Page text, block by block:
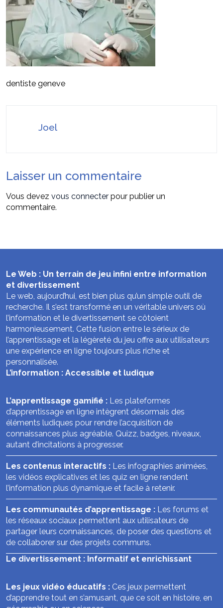
pour la protection de vos biens et de vos proches ?
dentiste geneve
Joel
Laisser un commentaire
Vous devez vous connecter pour publier un
commentaire.
Le Web : Un terrain de jeu infini entre information
et divertissement
Le web, aujourd’hui, est bien plus qu’un simple outil de
recherche. Il s’est transformé en un véritable univers où
l’information et le divertissement se côtoient
harmonieusement. Cette fusion entre le sérieux de
l’apprentissage et la légèreté du jeu offre aux utilisateurs
une expérience en ligne toujours plus riche et
personnalisée.
L’information : Accessible et ludique
L’apprentissage gamifié : Les plateformes
d’apprentissage en ligne intègrent désormais des
éléments ludiques pour rendre l’acquisition de
connaissances plus agréable. Quizz, badges, niveaux,
autant d’incitations à progresser.
Les contenus interactifs : Les infographies animées,
les vidéos explicatives et les quiz en ligne rendent
l’information plus dynamique et facile à retenir.
Les communautés d’apprentissage : Les forums et
les réseaux sociaux permettent aux utilisateurs de
partager leurs connaissances, de poser des questions et
de collaborer sur des projets communs.
Le divertissement : Informatif et enrichissant
Les jeux vidéo éducatifs : Ces jeux permettent
d’apprendre tout en s’amusant, que ce soit en histoire, en